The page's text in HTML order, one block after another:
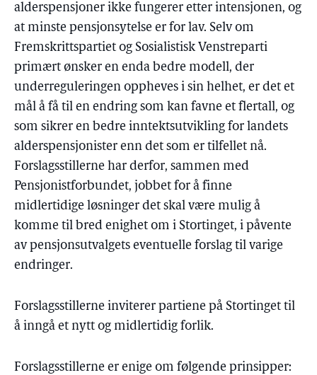
alderspensjoner ikke fungerer etter intensjonen, og
at minste pensjonsytelse er for lav. Selv om
Fremskrittspartiet og Sosialistisk Venstreparti
primært ønsker en enda bedre modell, der
underreguleringen oppheves i sin helhet, er det et
mål å få til en endring som kan favne et flertall, og
som sikrer en bedre inntektsutvikling for landets
alderspensjonister enn det som er tilfellet nå.
Forslagsstillerne har derfor, sammen med
Pensjonistforbundet, jobbet for å finne
midlertidige løsninger det skal være mulig å
komme til bred enighet om i Stortinget, i påvente
av pensjonsutvalgets eventuelle forslag til varige
endringer.
Forslagsstillerne inviterer partiene på Stortinget til
å inngå et nytt og midlertidig forlik.
Forslagsstillerne er enige om følgende prinsipper: